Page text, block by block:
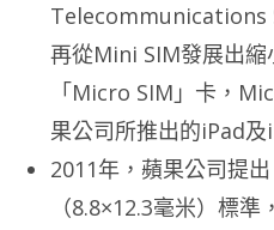
Telecommunications
再從Mini SIM發展出縮
「Micro SIM」卡，
果公司所推出的iPad及
2011年，蘋果公司提
（8.8×12.3毫米）標